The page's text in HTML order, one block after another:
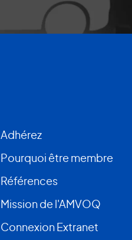
Adhérez
Pourquoi être membre
Références
Mission de l'AMVOQ
Connexion Extranet